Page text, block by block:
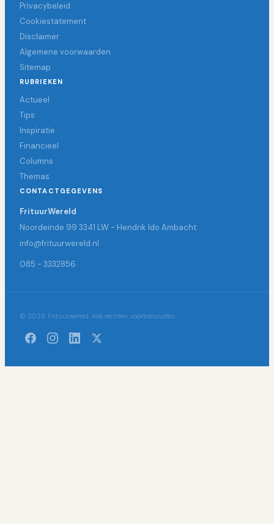
Privacybeleid
Cookiestatement
Disclaimer
Algemene voorwaarden
Sitemap
RUBRIEKEN
Actueel
Tips
Inspiratie
Financieel
Columns
Themas
CONTACTGEGEVENS
FrituurWereld
Noordeinde 99 3341 LW - Hendrik Ido Ambacht
info@frituurwereld.nl
085 - 3332856
© 2026 Frituurwereld. Alle rechten voorbehouden.